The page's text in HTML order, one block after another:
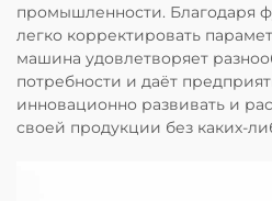
промышленности. Благодаря
легко корректировать
машина удовлетворяет
потребности и даёт
инновационно развивать и
своей продукции без каких-